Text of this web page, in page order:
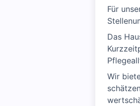
Für
Das
Wir